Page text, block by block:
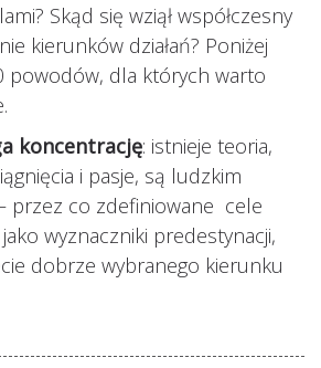
Skąd się wziął współczesny
kierunków działań? Poniżej
powodów, dla których warto
koncentrację: istnieje teoria,
i pasje, są ludzkim
przez co zdefiniowane cele
wyznaczniki predestynacji,
dobrze wybranego kierunku